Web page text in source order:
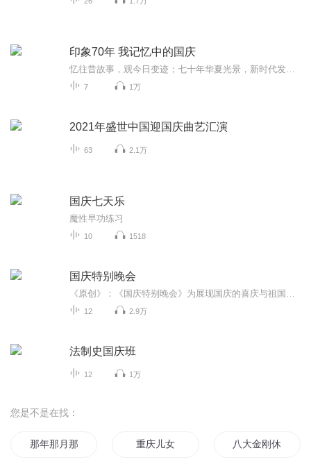
印象70年 我记忆中的国庆
7 1万
2021年盛世中国迎国庆曲艺汇演
63 2.1万
国庆七天乐
魔性早功练习
10 1518
国庆特别晚会
12 2.9万
法制史国庆班
12 1万
您是不是在找：
那年那月那时节 重庆儿女 八大金刚休假了